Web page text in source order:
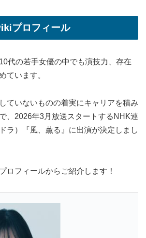
プロフィール
代の若手女優の中でも演技力、存在
ています。
ていないものの着実にキャリアを積み
、2026年3月放送スタートするNHK連
ラ）『風、薫る』に出演が決定しまし
ロフィールからご紹介します！